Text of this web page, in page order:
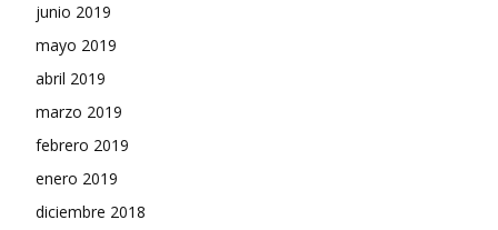
junio 2019
mayo 2019
abril 2019
marzo 2019
febrero 2019
enero 2019
diciembre 2018